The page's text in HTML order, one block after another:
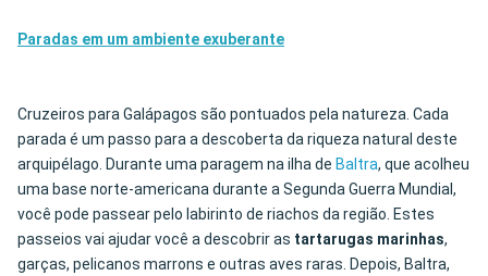
Paradas em um ambiente exuberante
Cruzeiros para Galápagos são pontuados pela natureza. Cada
parada é um passo para a descoberta da riqueza natural deste
arquipélago. Durante uma paragem na ilha de Baltra, que acolheu
uma base norte-americana durante a Segunda Guerra Mundial,
você pode passear pelo labirinto de riachos da região. Estes
passeios vai ajudar você a descobrir as tartarugas marinhas,
garças, pelicanos marrons e outras aves raras. Depois, Baltra,